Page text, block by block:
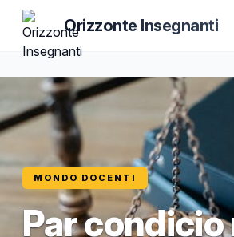
Orizzonte Insegnanti
MONDO DOCENTI
Par condicio